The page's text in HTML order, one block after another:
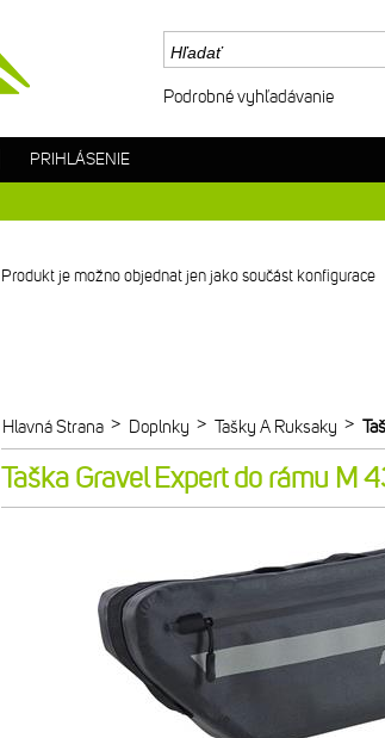
Produkt je možno objednat jen jako součást konfigurace
Hlavná Strana > Doplnky > Tašky A Ruksaky >
Taška Gravel Expert do rámu M
Podrobné vyhľadávanie
PRIHLÁSENIE